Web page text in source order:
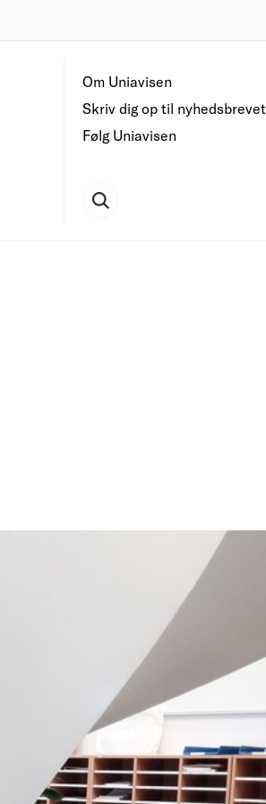
Om Uniavisen
Skriv dig op til nyhedsbrevet
Følg Uniavisen